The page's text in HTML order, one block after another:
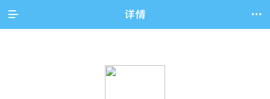
 详情 